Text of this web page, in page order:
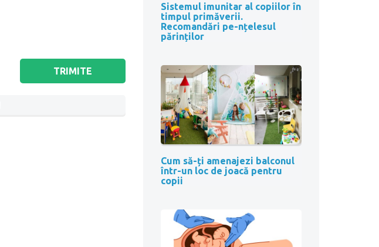
TRIMITE
Sistemul imunitar al copiilor în
timpul primăverii.
Recomandări pe-nțelesul
părinților
Cum să-ți amenajezi balconul
într-un loc de joacă pentru
copii